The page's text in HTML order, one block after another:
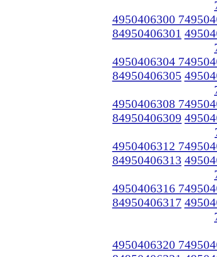
4950406300
84950406301
4950406304
84950406305
4950406308
84950406309
4950406312
84950406313
4950406316
84950406317
4950406320